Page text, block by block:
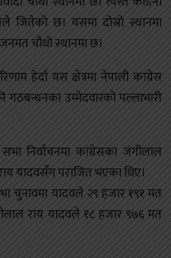
जितेको छ। यसमा दोस्रो स्थानमा
चौथो स्थानमा छ।
हेर्दा यस क्षेत्रमा नेपाली कांग्रेस
उम्मेदवारको पल्लाभारी
निर्वाचनमा कांग्रेसका जंगीलाल
यादवसँग पराजित भएका थिए।
चुनावमा यादवले २९ हजार १९१ मत
राय यादवले १८ हजार ९७६ मत